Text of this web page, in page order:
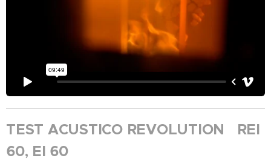
TEST ACUSTICO REVOLUTION REI
60, EI 60